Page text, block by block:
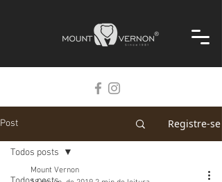
Post Registre-se
Todos posts
Mount Vernon